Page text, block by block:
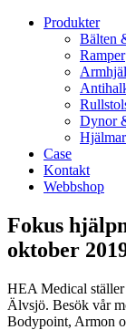
Produkter
Bälten
Ramper
Dynor
Case
Kontakt
Webbshop
Fokus
oktober
HEA Medical ställer
Älvsjö. Besök vår
Bodypoint, Armon